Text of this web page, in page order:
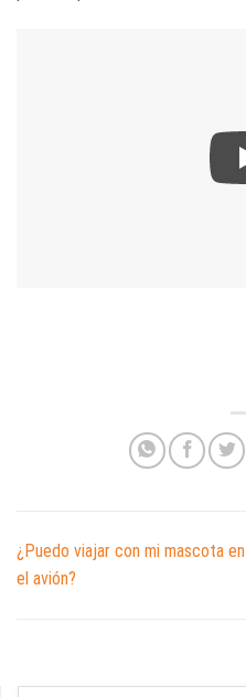
¿Puedo viajar con mi mascota en
el avión?